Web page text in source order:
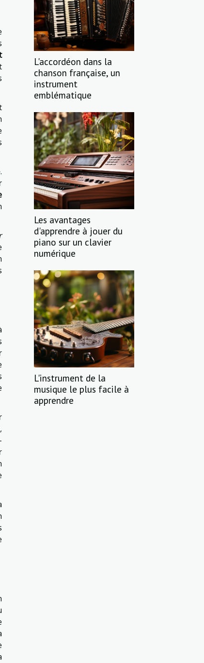
L'accordéon dans la
chanson française, un
instrument
emblématique
Les avantages
d'apprendre à jouer du
piano sur un clavier
numérique
L'instrument de la
musique le plus facile à
apprendre